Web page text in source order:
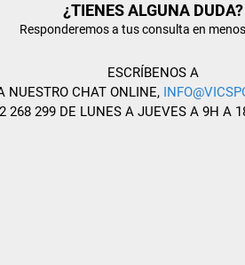
¿TIENES ALGUNA DUDA?
Responderemos a tus consulta en
ESCRÍBENOS A
NUESTRO CHAT ONLINE,
268 299 DE LUNES A JUEVES A 9H A